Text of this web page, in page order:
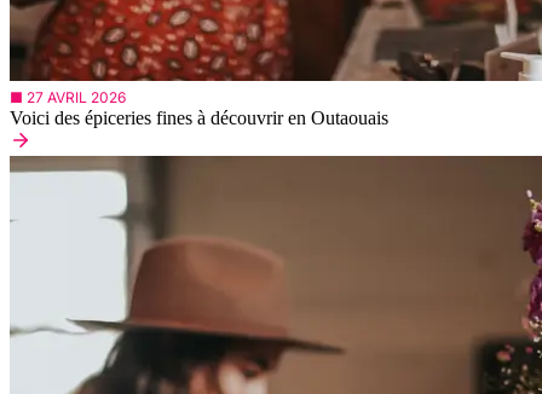
■ 27 AVRIL 2026
Voici des épiceries fines à découvrir en Outaouais